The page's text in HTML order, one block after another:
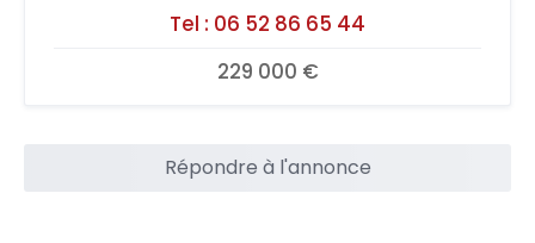
Tel : 06 52 86 65 44
229 000 €
Répondre à l'annonce